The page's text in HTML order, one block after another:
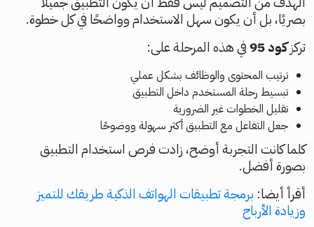
بصريًا، بل أن يكون سهل الاستخدام وواضحًا في كل خطوة.
تركزكود 95 في هذه المرحلة على:
ترتيب المحتوى والوظائف بشكل عملي
تبسيط رحلة المستخدم داخل التطبيق
تقليل الخطوات غير الضرورية
جعل التفاعل مع التطبيق أكثر سهولة ووضوحًا
كلما كانت التجربة أوضح، زادت فرص استخدام التطبيق
بصورة أفضل.
أقرأ أيضا: برمجة تطبيقات الهواتف الذكية طريقك للتميز
وزيادة الأرباح